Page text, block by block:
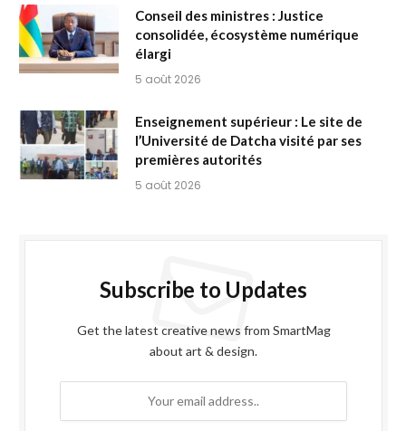
Conseil des ministres : Justice
consolidée, écosystème numérique
élargi
5 août 2026
Enseignement supérieur : Le site de
l’Université de Datcha visité par ses
premières autorités
5 août 2026
Subscribe to Updates
Get the latest creative news from SmartMag
about art & design.